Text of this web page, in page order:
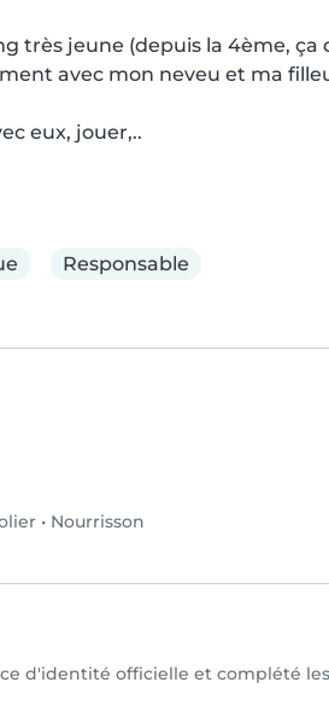
très jeune (depuis la 4ème,
avec mon neveu et ma
eux, jouer,..
Responsable
• Nourrisson
d'identité officielle et complété